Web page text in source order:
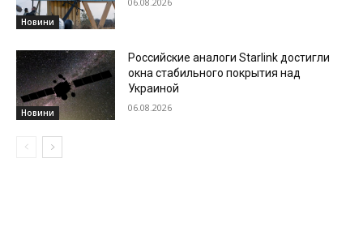
Новини
Новини
Российские аналоги Starlink достигли
окна стабильного покрытия над
Украиной
06.08.2026